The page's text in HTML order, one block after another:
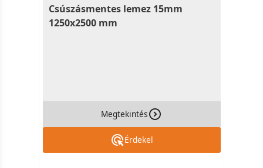
Csúszásmentes lemez 15mm
1250x2500 mm
Megtekintés
Érdekel